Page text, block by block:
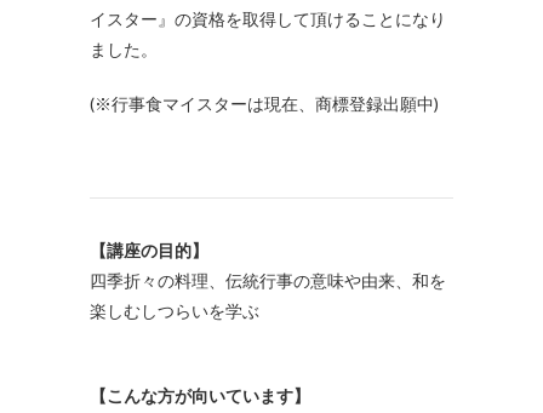
イスター』の資格を取得して頂けることになり
ました。
(※行事食マイスターは現在、商標登録出願中)
【講座の目的】
四季折々の料理、伝統行事の意味や由来、和を
楽しむしつらいを学ぶ
【こんな方が向いています】